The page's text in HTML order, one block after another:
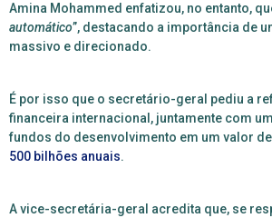
Amina Mohammed enfatizou, no entanto,
automático”, destacando a importância de
massivo e direcionado.
É por isso que o secretário-geral pediu a
financeira internacional, juntamente com
fundos do desenvolvimento em um valor
500 bilhões anuais.
A vice-secretária-geral acredita que, se